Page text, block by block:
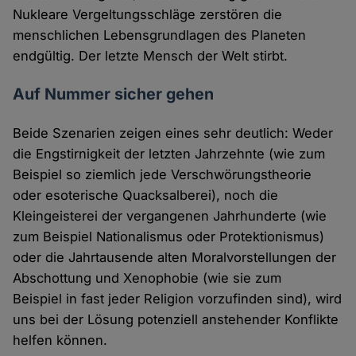
Nukleare Vergeltungsschläge zerstören die
menschlichen Lebensgrundlagen des Planeten
endgültig. Der letzte Mensch der Welt stirbt.
Auf Nummer sicher gehen
Beide Szenarien zeigen eines sehr deutlich: Weder
die Engstirnigkeit der letzten Jahrzehnte (wie zum
Beispiel so ziemlich jede Verschwörungstheorie
oder esoterische Quacksalberei), noch die
Kleingeisterei der vergangenen Jahrhunderte (wie
zum Beispiel Nationalismus oder Protektionismus)
oder die Jahrtausende alten Moralvorstellungen der
Abschottung und Xenophobie (wie sie zum
Beispiel in fast jeder Religion vorzufinden sind), wird
uns bei der Lösung potenziell anstehender Konflikte
helfen können.